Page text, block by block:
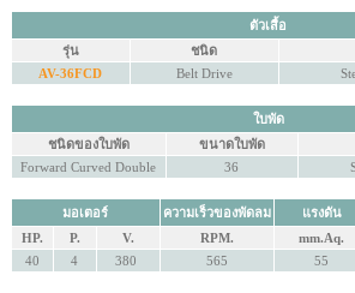
ตัวเสื้อ
รุ่น
ชนิด
AV-36FCD
Belt Drive
ใบพัด
ชนิดของใบพัด
ขนาดใบพัด
Forward Curved Double
36
มอเตอร์ ความเร็วของพัดลม แรงดัน
HP.
P. V. RPM. mm.Aq.
40
4 380 565 55